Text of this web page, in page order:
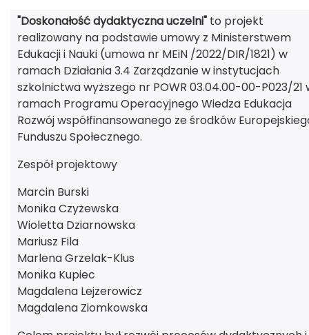
"Doskonałość dydaktyczna uczelni" to projekt
realizowany na podstawie umowy z Ministerstwem
Edukacji i Nauki (umowa nr MEiN /2022/DIR/1821) w
ramach Działania 3.4 Zarządzanie w instytucjach
szkolnictwa wyższego nr POWR 03.04.00-00-P023/21
ramach Programu Operacyjnego Wiedza Edukacja
Rozwój współfinansowanego ze środków
Funduszu Społecznego.
Zespół projektowy
Marcin Burski
Monika Czyżewska
Wioletta Dziarnowska
Mariusz Fila
Marlena Grzelak-Klus
Monika Kupiec
Magdalena Lejzerowicz
Magdalena Ziomkowska